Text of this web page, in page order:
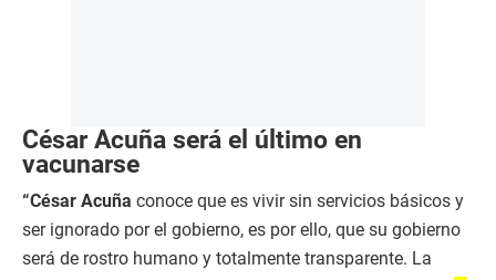
César Acuña será el último en
vacunarse
“César Acuña conoce que es vivir sin servicios básicos y
ser ignorado por el gobierno, es por ello, que su gobierno
será de rostro humano y totalmente transparente. La